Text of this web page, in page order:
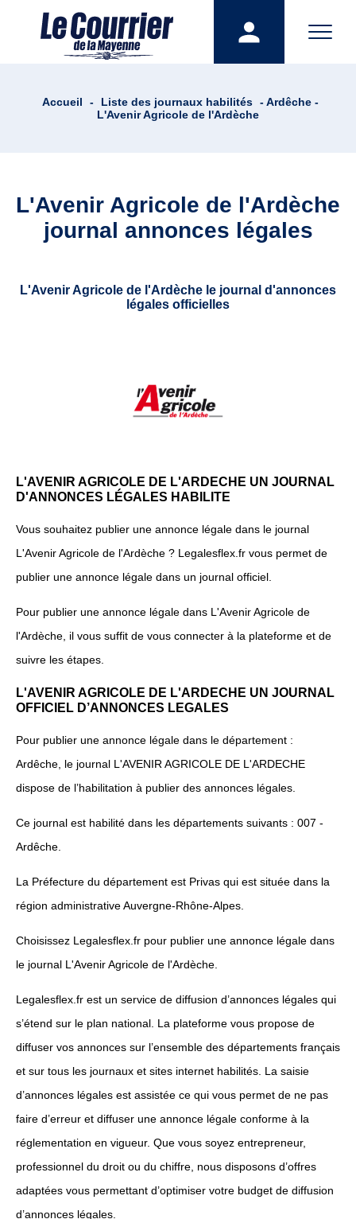
Accueil - Liste des journaux habilités - Ardêche -
L'Avenir Agricole de l'Ardèche
L'Avenir Agricole de l'Ardèche
journal annonces légales
L'Avenir Agricole de l'Ardèche le journal d'annonces
légales officielles
L'AVENIR AGRICOLE DE L'ARDECHE UN JOURNAL
D'ANNONCES LÉGALES HABILITE
Vous souhaitez publier une annonce légale dans le journal
L'Avenir Agricole de l'Ardèche ? Legalesflex.fr vous permet de
publier une annonce légale dans un journal officiel.
Pour publier une annonce légale dans L'Avenir Agricole de
l'Ardèche, il vous suffit de vous connecter à la plateforme et de
suivre les étapes.
L'AVENIR AGRICOLE DE L'ARDECHE UN JOURNAL
OFFICIEL D’ANNONCES LEGALES
Pour publier une annonce légale dans le département :
Ardêche, le journal L'AVENIR AGRICOLE DE L'ARDECHE
dispose de l’habilitation à publier des annonces légales.
Ce journal est habilité dans les départements suivants : 007 -
Ardêche.
La Préfecture du département est Privas qui est située dans la
région administrative Auvergne-Rhône-Alpes.
Choisissez Legalesflex.fr pour publier une annonce légale dans
le journal L'Avenir Agricole de l'Ardèche.
Legalesflex.fr est un service de diffusion d’annonces légales qui
s’étend sur le plan national. La plateforme vous propose de
diffuser vos annonces sur l’ensemble des départements français
et sur tous les journaux et sites internet habilités. La saisie
d’annonces légales est assistée ce qui vous permet de ne pas
faire d’erreur et diffuser une annonce légale conforme à la
réglementation en vigueur. Que vous soyez entrepreneur,
professionnel du droit ou du chiffre, nous disposons d’offres
adaptées vous permettant d’optimiser votre budget de diffusion
d’annonces légales.